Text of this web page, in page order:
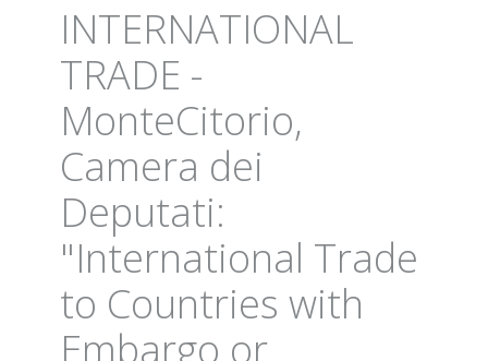
INTERNATIONAL
TRADE -
MonteCitorio,
Camera dei
Deputati:
"International Trade
to Countries with
Embargo or